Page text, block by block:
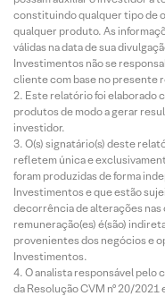
constituindo qualquer tipo de
qualquer produto. As
válidas na data de sua
Investimentos não se
cliente com base no presente
Este relatório foi elaborado
produtos de modo a gerar
investidor.
O(s) signatário(s) deste
refletem única e
foram produzidas de forma
Investimentos e que estão
decorrência de alterações nas
remuneração(es) é(são)
provenientes dos negócios e
Investimentos.
O analista responsável
da Resolução CVM nº 20/